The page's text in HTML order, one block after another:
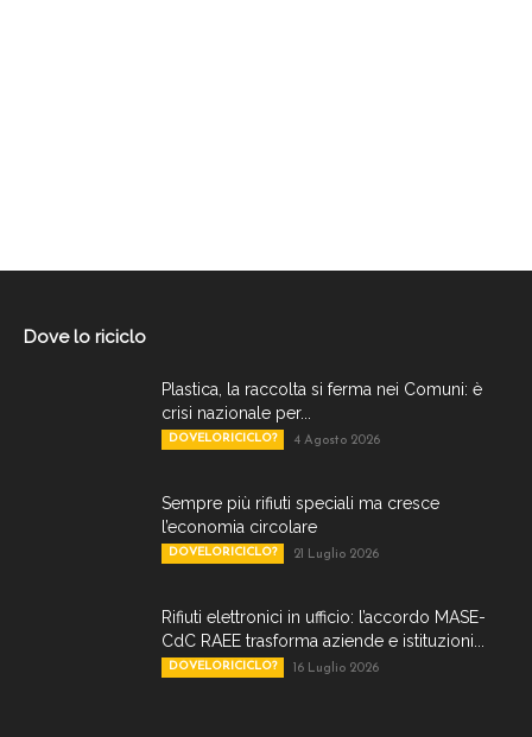
Dove lo riciclo
Plastica, la raccolta si ferma nei Comuni: è
crisi nazionale per...
DOVELORICICLO? 4 Agosto 2026
Sempre più rifiuti speciali ma cresce
l’economia circolare
DOVELORICICLO? 21 Luglio 2026
Rifiuti elettronici in ufficio: l’accordo MASE-
CdC RAEE trasforma aziende e istituzioni...
DOVELORICICLO? 16 Luglio 2026